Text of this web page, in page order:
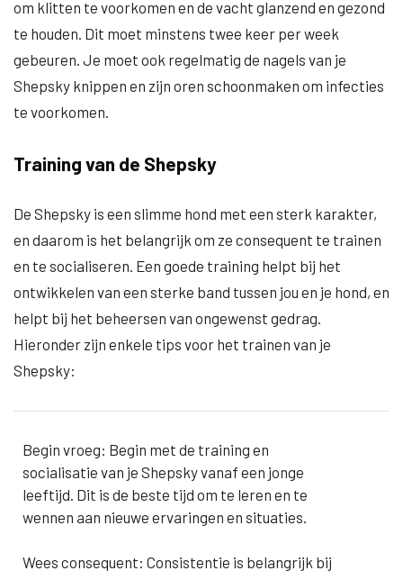
om klitten te voorkomen en de vacht glanzend en gezond
te houden. Dit moet minstens twee keer per week
gebeuren. Je moet ook regelmatig de nagels van je
Shepsky knippen en zijn oren schoonmaken om infecties
te voorkomen.
Training van de Shepsky
De Shepsky is een slimme hond met een sterk karakter,
en daarom is het belangrijk om ze consequent te trainen
en te socialiseren. Een goede training helpt bij het
ontwikkelen van een sterke band tussen jou en je hond, en
helpt bij het beheersen van ongewenst gedrag.
Hieronder zijn enkele tips voor het trainen van je
Shepsky:
Begin vroeg: Begin met de training en
socialisatie van je Shepsky vanaf een jonge
leeftijd. Dit is de beste tijd om te leren en te
wennen aan nieuwe ervaringen en situaties.
Wees consequent: Consistentie is belangrijk bij